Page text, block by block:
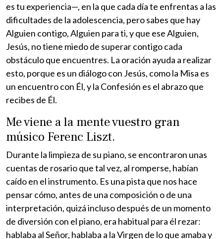
es tu experiencia—, en la que cada día te enfrentas a las
dificultades de la adolescencia, pero sabes que hay
Alguien contigo, Alguien para ti, y que ese Alguien,
Jesús, no tiene miedo de superar contigo cada
obstáculo que encuentres. La oración ayuda a realizar
esto, porque es un diálogo con Jesús, como la Misa es
un encuentro con Él, y la Confesión es el abrazo que
recibes de Él.
Me viene a la mente vuestro gran
músico Ferenc Liszt.
Durante la limpieza de su piano, se encontraron unas
cuentas de rosario que tal vez, al romperse, habían
caído en el instrumento. Es una pista que nos hace
pensar cómo, antes de una composición o de una
interpretación, quizá incluso después de un momento
de diversión con el piano, era habitual para él rezar:
hablaba al Señor, hablaba a la Virgen de lo que amaba y